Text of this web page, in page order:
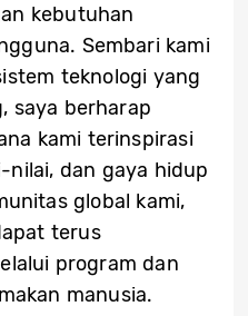
kebutuhan
Sembari kami
teknologi yang
saya berharap
kami terinspirasi
nilai, dan gaya hidup
global kami,
terus
program dan
manusia.